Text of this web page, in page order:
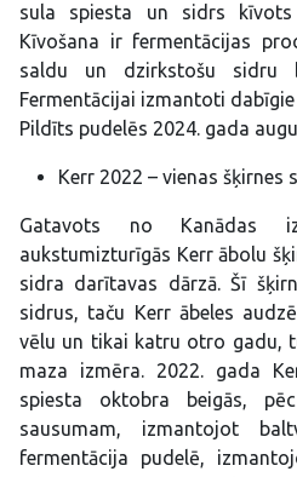
sula spiesta un sidrs kīvots
Kīvošana ir fermentācijas
saldu un dzirkstošu sidru
Fermentācijai izmantoti
Pildīts pudelēs 2024. gada
Kerr 2022 – vienas šķirnes
Gatavots no Kanādas
aukstumizturīgās Kerr ābolu
sidra darītavas dārzā. Šī
sidrus, taču Kerr ābeles
vēlu un tikai katru otro gadu,
maza izmēra. 2022. gada
spiesta oktobra beigās,
sausumam, izmantojot
fermentācija pudelē,